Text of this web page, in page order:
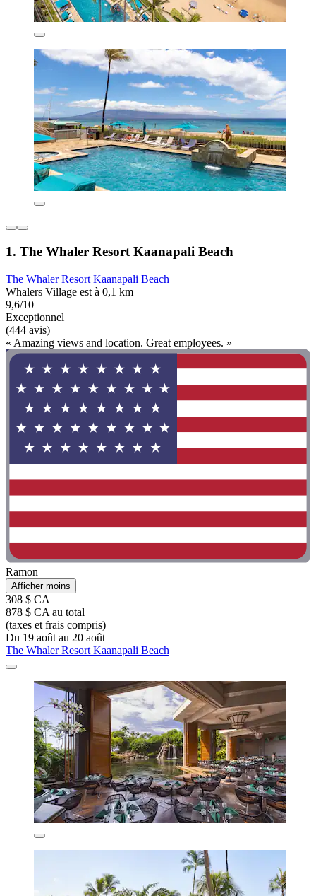
1. The Whaler Resort Kaanapali Beach
The Whaler Resort Kaanapali Beach
Whalers Village est à 0,1 km
9,6/10
Exceptionnel
(444 avis)
« Amazing views and location. Great employees. »
Ramon
Afficher moins
308 $ CA
878 $ CA au total
(taxes et frais compris)
Du 19 août au 20 août
The Whaler Resort Kaanapali Beach